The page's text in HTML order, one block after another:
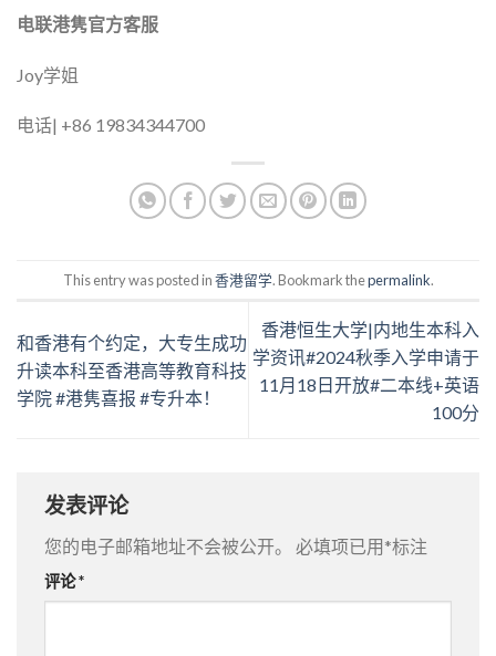
电联港隽官方客服
Joy学姐
电话| +86 19834344700
This entry was posted in香港留学. Bookmark thepermalink.
和香港有个约定，大专生成功
升读本科至香港高等教育科技
学院 #港隽喜报 #专升本！
香港恒生大学|内地生本科入
学资讯#2024秋季入学申请于
11月18日开放#二本线+英语
100分
发表评论
您的电子邮箱地址不会被公开。 必填项已用 *标注
评论*